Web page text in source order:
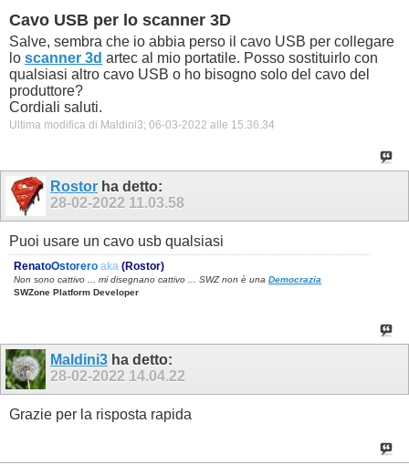
Cavo USB per lo scanner 3D
Salve, sembra che io abbia perso il cavo USB per collegare
lo scanner 3d artec al mio portatile. Posso sostituirlo con
qualsiasi altro cavo USB o ho bisogno solo del cavo del
produttore?
Cordiali saluti.
Ultima modifica di Maldini3; 06-03-2022 alle 15.36.34
Rostor ha detto:
28-02-2022 11.03.58
Puoi usare un cavo usb qualsiasi
RenatoOstorero aka (Rostor)
Non sono cattivo ... mi disegnano cattivo ... SWZ non è una Democrazia
SWZone Platform Developer
Maldini3 ha detto:
28-02-2022 14.04.22
Grazie per la risposta rapida